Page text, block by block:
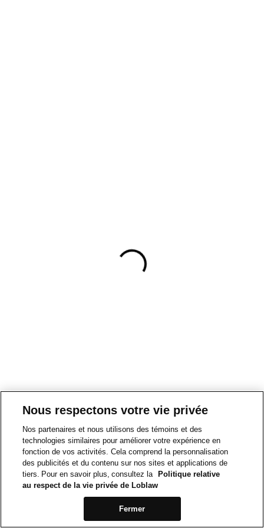
Nous respectons votre vie privée
Nos partenaires et nous utilisons des témoins et des
technologies similaires pour améliorer votre expérience en
fonction de vos activités. Cela comprend la personnalisation
des publicités et du contenu sur nos sites et applications de
tiers. Pour en savoir plus, consultez la
Politique relative
au respect de la vie privée de Loblaw
Fermer